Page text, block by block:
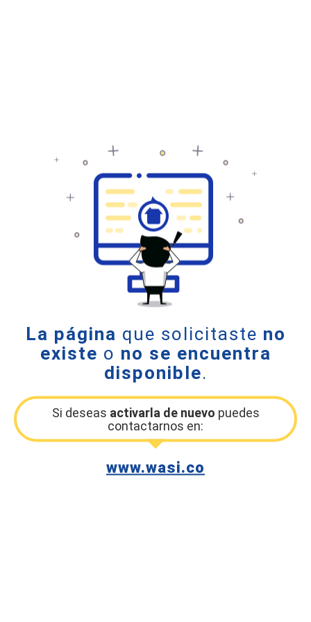
La página que solicitaste no
existe o no se encuentra
disponible.
Si deseas activarla de nuevo puedes
contactarnos en:
www.wasi.co